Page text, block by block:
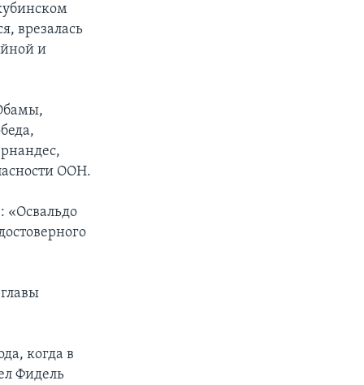
врезалась
и
ООН.
«Освальдо
когда в
Фидель